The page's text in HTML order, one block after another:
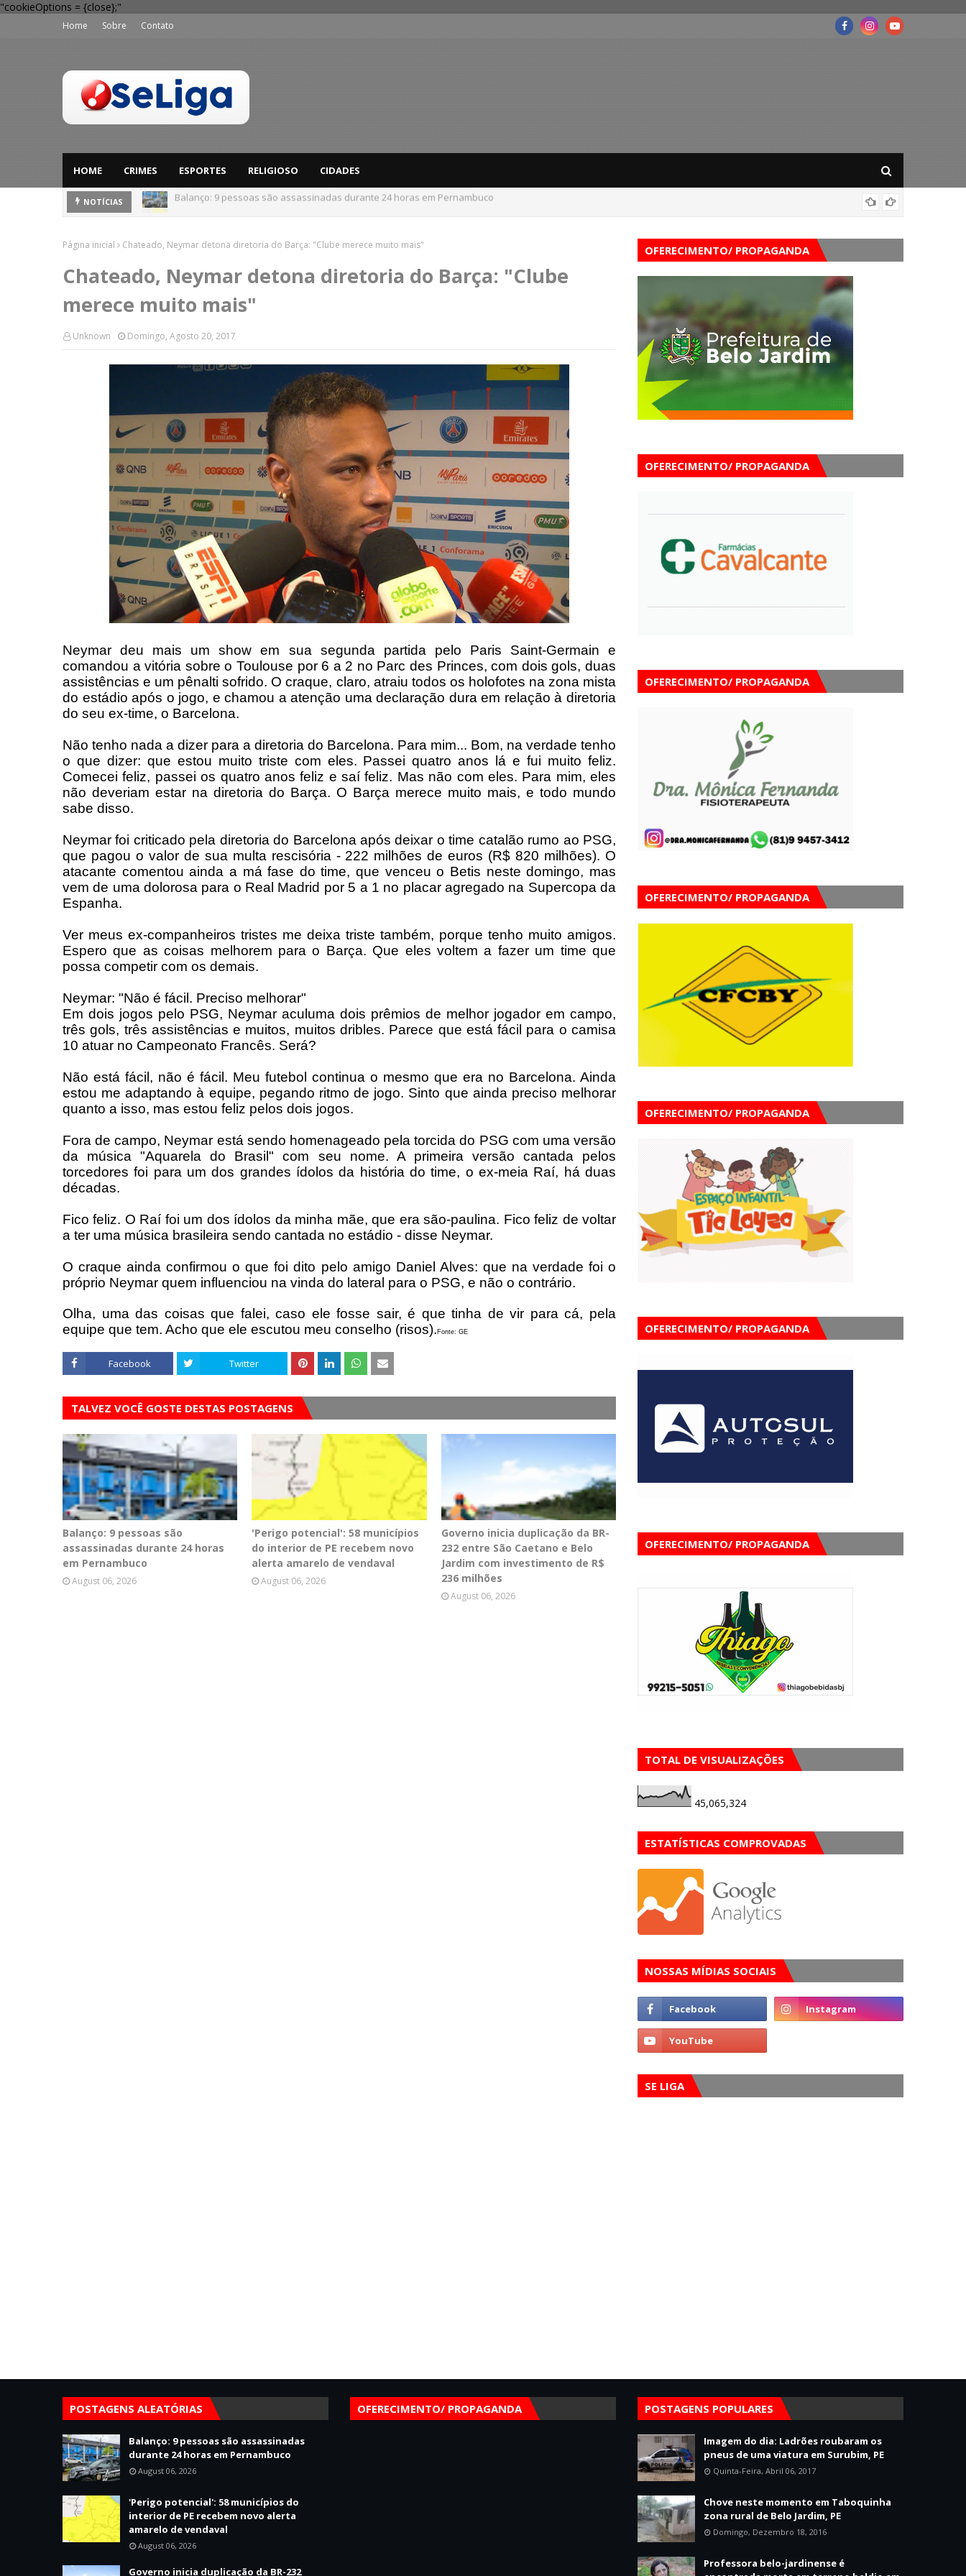
"cookieOptions = {close};"
Home Sobre Contato
HOME CRIMES ESPORTES RELIGIOSO CIDADES
NOTÍCIAS 'Perigo potencial': 58 municípios do interior de PE recebem novo alerta amarelo de vendaval
Página inicial Chateado, Neymar detona diretoria do Barça: "Clube merece muito mais"
Chateado, Neymar detona diretoria do Barça: "Clube
merece muito mais"
Unknown Domingo, Agosto 20, 2017
Neymar deu mais um show em sua segunda partida pelo Paris Saint-Germain e
comandou a vitória sobre o Toulouse por 6 a 2 no Parc des Princes, com dois gols, duas
assistências e um pênalti sofrido. O craque, claro, atraiu todos os holofotes na zona mista
do estádio após o jogo, e chamou a atenção uma declaração dura em relação à diretoria
do seu ex-time, o Barcelona.
Não tenho nada a dizer para a diretoria do Barcelona. Para mim... Bom, na verdade tenho
o que dizer: que estou muito triste com eles. Passei quatro anos lá e fui muito feliz.
Comecei feliz, passei os quatro anos feliz e saí feliz. Mas não com eles. Para mim, eles
não deveriam estar na diretoria do Barça. O Barça merece muito mais, e todo mundo
sabe disso.
Neymar foi criticado pela diretoria do Barcelona após deixar o time catalão rumo ao PSG,
que pagou o valor de sua multa rescisória - 222 milhões de euros (R$ 820 milhões). O
atacante comentou ainda a má fase do time, que venceu o Betis neste domingo, mas
vem de uma dolorosa para o Real Madrid por 5 a 1 no placar agregado na Supercopa da
Espanha.
Ver meus ex-companheiros tristes me deixa triste também, porque tenho muito amigos.
Espero que as coisas melhorem para o Barça. Que eles voltem a fazer um time que
possa competir com os demais.
Neymar: "Não é fácil. Preciso melhorar"
Em dois jogos pelo PSG, Neymar aculuma dois prêmios de melhor jogador em campo,
três gols, três assistências e muitos, muitos dribles. Parece que está fácil para o camisa
10 atuar no Campeonato Francês. Será?
Não está fácil, não é fácil. Meu futebol continua o mesmo que era no Barcelona. Ainda
estou me adaptando à equipe, pegando ritmo de jogo. Sinto que ainda preciso melhorar
quanto a isso, mas estou feliz pelos dois jogos.
Fora de campo, Neymar está sendo homenageado pela torcida do PSG com uma versão
da música "Aquarela do Brasil" com seu nome. A primeira versão cantada pelos
torcedores foi para um dos grandes ídolos da história do time, o ex-meia Raí, há duas
décadas.
Fico feliz. O Raí foi um dos ídolos da minha mãe, que era são-paulina. Fico feliz de voltar
a ter uma música brasileira sendo cantada no estádio - disse Neymar.
O craque ainda confirmou o que foi dito pelo amigo Daniel Alves: que na verdade foi o
próprio Neymar quem influenciou na vinda do lateral para o PSG, e não o contrário.
Olha, uma das coisas que falei, caso ele fosse sair, é que tinha de vir para cá, pela
equipe que tem. Acho que ele escutou meu conselho (risos). Fonte: GE
Facebook Twitter
TALVEZ VOCÊ GOSTE DESTAS POSTAGENS
Balanço: 9 pessoas são
assassinadas durante 24 horas
em Pernambuco
August 06, 2026
'Perigo potencial': 58 municípios
do interior de PE recebem novo
alerta amarelo de vendaval
August 06, 2026
Governo inicia duplicação da BR-
232 entre São Caetano e Belo
Jardim com investimento de R$
236 milhões
August 06, 2026
OFERECIMENTO/ PROPAGANDA
OFERECIMENTO/ PROPAGANDA
OFERECIMENTO/ PROPAGANDA
OFERECIMENTO/ PROPAGANDA
OFERECIMENTO/ PROPAGANDA
OFERECIMENTO/ PROPAGANDA
OFERECIMENTO/ PROPAGANDA
TOTAL DE VISUALIZAÇÕES
45,065,324
ESTATÍSTICAS COMPROVADAS
NOSSAS MÍDIAS SOCIAIS
SE LIGA
POSTAGENS ALEATÓRIAS
Balanço: 9 pessoas são assassinadas
durante 24 horas em Pernambuco
August 06, 2026
'Perigo potencial': 58 municípios do
interior de PE recebem novo alerta
amarelo de vendaval
August 06, 2026
Governo inicia duplicação da BR-232
OFERECIMENTO/ PROPAGANDA POSTAGENS POPULARES
Imagem do dia: Ladrões roubaram os
pneus de uma viatura em Surubim, PE
Quinta-Feira, Abril 06, 2017
Chove neste momento em Taboquinha
zona rural de Belo Jardim, PE
Domingo, Dezembro 18, 2016
Professora belo-jardinense é